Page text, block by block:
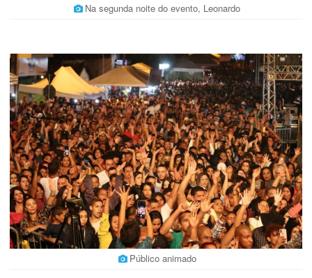
Na segunda noite do evento, Leonardo
Público animado